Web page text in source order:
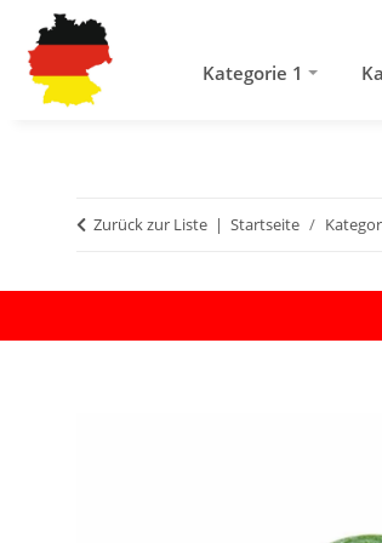
Kategorie 1
Zurück zur Liste Startseite